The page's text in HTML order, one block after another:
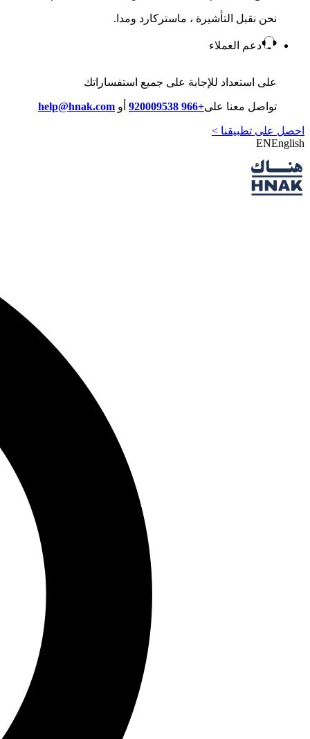
نحن نقبل التأشيرة ، ماستركارد ومدا.
دعم العملاء
على استعداد للإجابة على جميع استفساراتك
تواصل معنا على+966 920009538 أو help@hnak.com
احصل على تطبيقنا >
ENEnglish